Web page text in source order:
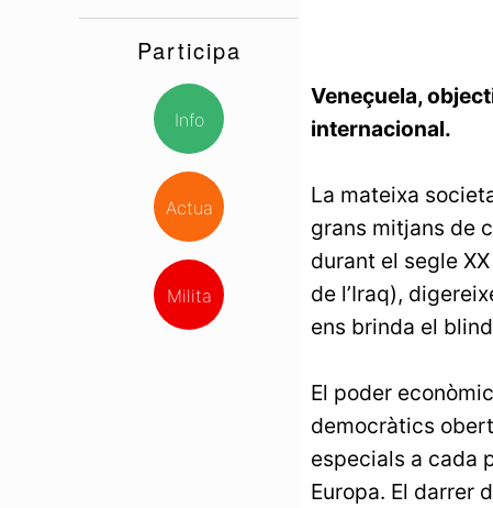
Participa
Info
Actua
Milita
Veneçuela,
internacional.
La mateixa
grans mitjans de
durant el segle
de l’Iraq),
ens brinda el
El poder
democràtics
especials a cada
Europa. El darrer